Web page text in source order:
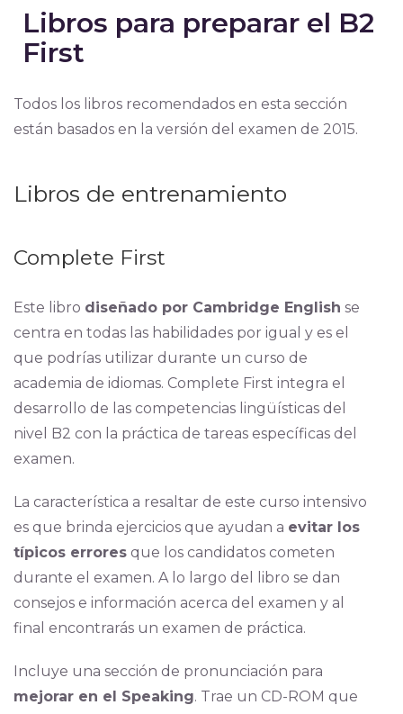
Libros para preparar el B2
First
Todos los libros recomendados en esta sección
están basados en la versión del examen de 2015.
Libros de entrenamiento
Complete First
Este libro diseñado por Cambridge English se
centra en todas las habilidades por igual y es el
que podrías utilizar durante un curso de
academia de idiomas. Complete First integra el
desarrollo de las competencias lingüísticas del
nivel B2 con la práctica de tareas específicas del
examen.
La característica a resaltar de este curso intensivo
es que brinda ejercicios que ayudan a evitar los
típicos erroresque los candidatos cometen
durante el examen. A lo largo del libro se dan
consejos e información acerca del examen y al
final encontrarás un examen de práctica.
Incluye una sección de pronunciación para
mejorar en el Speaking. Trae un CD-ROM que